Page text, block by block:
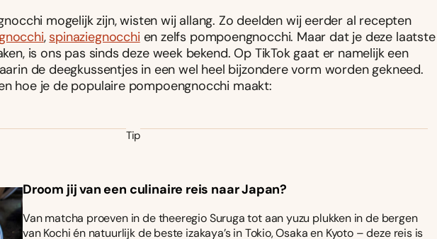
mogelijk zijn, wisten wij allang. Zo deelden wij eerder al recepten
, spinaziegnocchi en zelfs pompoengnocchi. Maar dat je deze laatste
is ons pas sinds deze week bekend. Op TikTok gaat er namelijk een
de deegkussentjes in een wel heel bijzondere vorm worden gekneed.
hoe je de populaire pompoengnocchi maakt:
Tip
Droom jij van een culinaire reis naar Japan?
Van matcha proeven in de theeregio Suruga tot aan yuzu plukken in de bergen
van Kochi én natuurlijk de beste izakaya’s in Tokio, Osaka en Kyoto – deze reis is